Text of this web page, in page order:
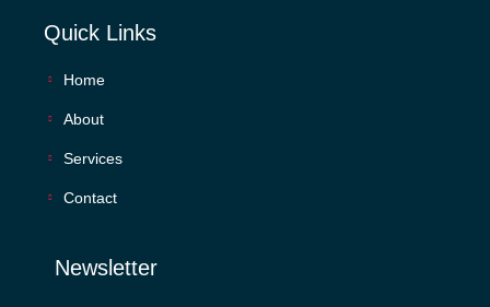
Quick Links
Home
About
Services
Contact
Newsletter